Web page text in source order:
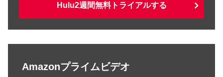
Hulu2週間無料トライアルする
Amazonプライムビデオ